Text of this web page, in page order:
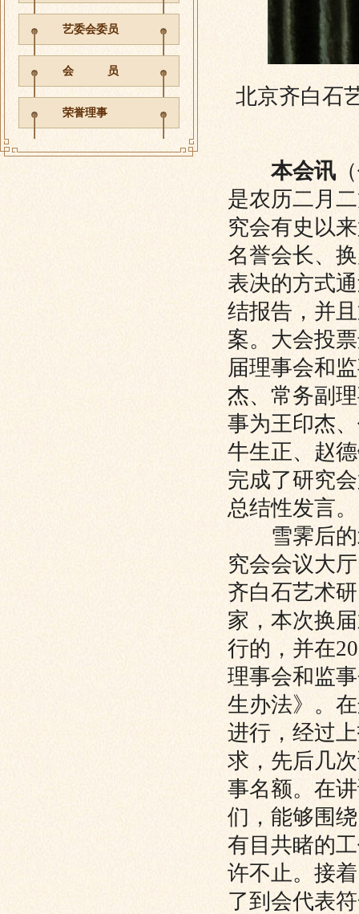
艺委会委员
会 员
荣誉理事
北京齐白石
本会讯
是农历二月
究会有史以
名誉会长、
表决的方式
结报告，并
案。大会投
届理事会和
杰、常务副
事为王印杰
牛生正、赵
完成了研究
总结性发言。
雪霁后的
究会会议大
齐白石艺术
家，本次换
行的，并在
理事会和监
生办法》。
进行，经过
求，先后几
事名额。在
们，能够围
有目共睹的
许不止。接
了到会代表